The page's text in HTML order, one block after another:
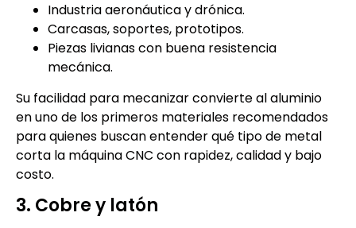
Industria aeronáutica y drónica.
Carcasas, soportes, prototipos.
Piezas livianas con buena resistencia
mecánica.
Su facilidad para mecanizar convierte al aluminio
en uno de los primeros materiales recomendados
para quienes buscan entender qué tipo de metal
corta la máquina CNC con rapidez, calidad y bajo
costo.
3. Cobre y latón